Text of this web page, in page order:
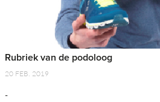
Rubriek van de podoloog
20 FEB. 2019
-